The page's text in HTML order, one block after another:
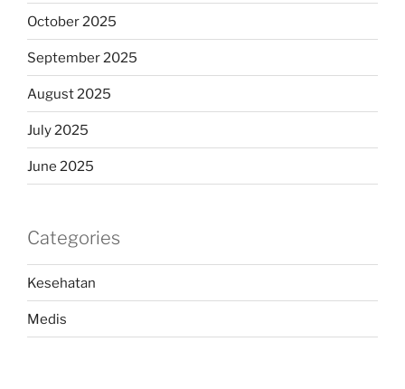
October 2025
September 2025
August 2025
July 2025
June 2025
Categories
Kesehatan
Medis